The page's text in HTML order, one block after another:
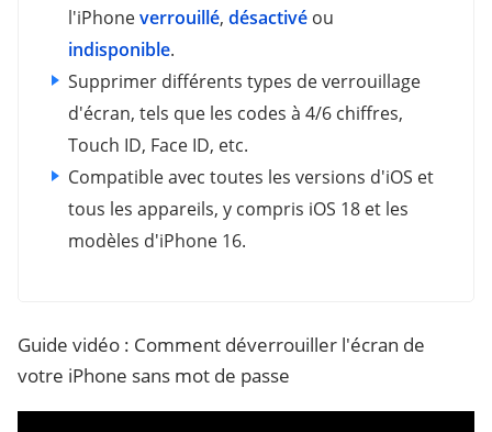
l'iPhoneverrouillé, désactivé ou
indisponible.
Supprimer différents types de verrouillage
d'écran, tels que les codes à 4/6 chiffres,
Touch ID, Face ID, etc.
Compatible avec toutes les versions d'iOS et
tous les appareils, y compris iOS 18 et les
modèles d'iPhone 16.
Guide vidéo : Comment déverrouiller l'écran de
votre iPhone sans mot de passe